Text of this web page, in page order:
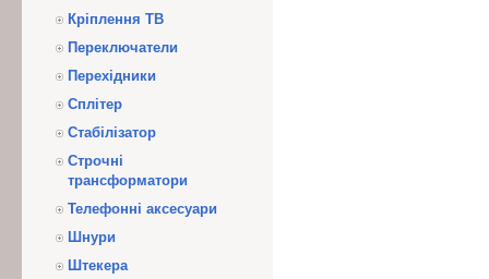
Кріплення ТВ
Переключатели
Перехідники
Сплітер
Стабілізатор
Строчні
трансформатори
Телефонні аксесуари
Шнури
Штекера